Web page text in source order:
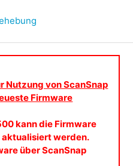
Nutzung von ScanSnap
Firmware
kann die Firmware
aktualisiert werden.
über ScanSnap